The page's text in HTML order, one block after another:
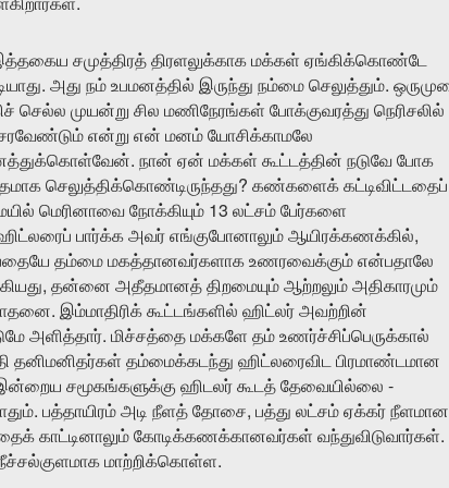
சமுத்திரத் திரளலுக்காக மக்கள் ஏங்கிக்கொண்டே
. அது நம் உபமனத்தில் இருந்து நம்மை செலுத்தும்.
செல்ல முயன்று சில மணிநேரங்கள் போக்குவரத்து நெரிசலில்
என்று என் மனம் யோசிக்காமலே
. நான் ஏன் மக்கள் கூட்டத்தின் நடுவே போக
செலுத்திக்கொண்டிருந்தது? கண்களைக் கட்டிவிட்டதைப்
மெரினாவை நோக்கியும் 13 லட்சம் பேர்களை
பார்க்க அவர் எங்குபோனாலும் ஆயிரக்கணக்கில்,
தம்மை மகத்தானவர்களாக உணரவைக்கும் என்பதாலே
, தன்னை அதீதமானத் திறமையும் ஆற்றலும் அதிகாரமும்
. இம்மாதிரிக் கூட்டங்களில் ஹிட்லர் அவற்றின்
அளித்தார். மிச்சத்தை மக்களே தம் உணர்ச்சிப்பெருக்கால்
தனிமனிதர்கள் தம்மைக்கடந்து ஹிட்லரைவிட
பிரமாண்டமான
சமூகங்களுக்கு ஹிடலர் கூடத் தேவையில்லை -
. பத்தாயிரம் அடி நீளத் தோசை, பத்து லட்சம் ஏக்கர் நீளமான
காட்டினாலும் கோடிக்கணக்கானவர்கள் வந்துவிடுவார்கள்.
மாற்றிக்கொள்ள.